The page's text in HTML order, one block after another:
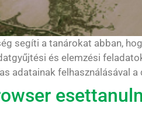
segíti a tanárokat abban,
és elemzési
adatainak felhasználásával